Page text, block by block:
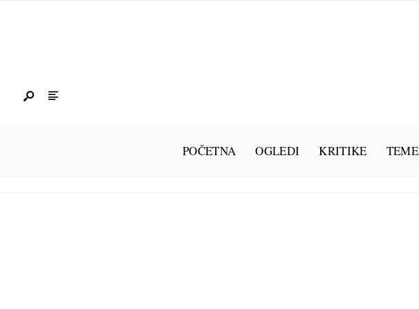
POČETNA OGLEDI KRITIKE TEME